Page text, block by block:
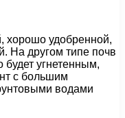
хорошо удобренной,
На другом типе почв
будет угнетенным,
с большим
водами